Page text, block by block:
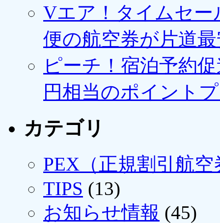
Vエア！タイムセー
便の航空券が片道最
ピーチ！宿泊予約
円相当のポイント
カテゴリ
PEX（正規割引航空
TIPS (13)
お知らせ情報 (45)